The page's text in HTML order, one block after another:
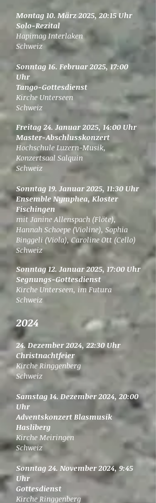
Montag 10. März 2025, 20:15 Uhr
Solo-Rezital
Hapimag Interlaken
Schweiz
Sonntag 16. Februar 2025, 17:00
Uhr
Tango-Gottesdienst
Kirche Unterseen
Schweiz
Freitag 24. Januar 2025, 14:00 Uhr
Master-Abschlusskonzert
Hochschule Luzern-Musik,
Konzertsaal Salquin
Schweiz
Sonntag 19. Januar 2025, 11:30 Uhr
Ensemble Nymphea, Kloster
Fischingen
mit Janine Allenspach (Flöte),
Hannah Schoepe (Violine), Sophia
Binggeli (Viola), Caroline Ott (Cello)
Schweiz
Sonntag 12. Januar 2025, 17:00 Uhr​
Segnungs-Gottesdienst
Kirche Unterseen, im Futura
Schweiz
2024
24. Dezember 2024, 22:30 Uhr
Christnachtfeier
Kirche Ringgenberg
Schweiz
Samstag 14. Dezember 2024, 20:00
Uhr
Adventskonzert Blasmusik
Hasliberg
Kirche Meiringen
Schweiz
Sonntag 24. November 2024, 9:45
Uhr
Gottesdienst
Kirche Ringgenberg